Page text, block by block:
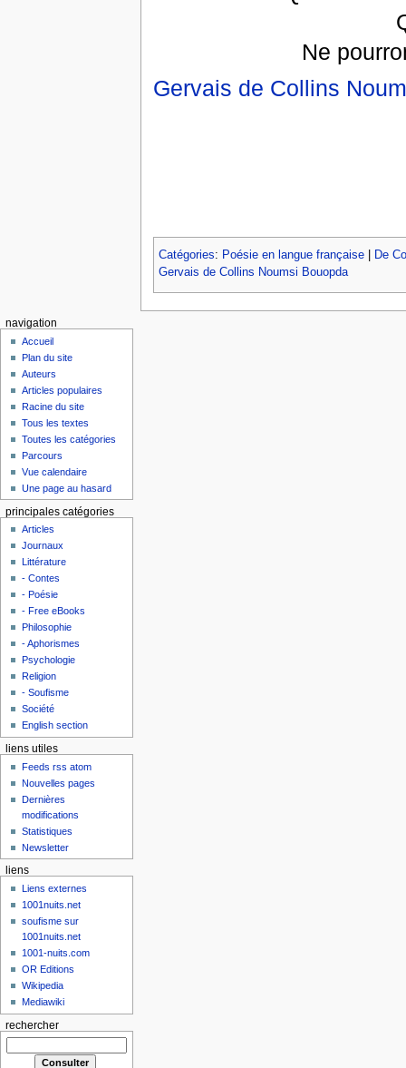
Ne
Gervais de Collins
Catégories: Poésie en langue française|
De
Gervais de Collins Noumsi Bouopda
navigation
Accueil
Plan du site
Auteurs
Articles populaires
Racine du site
Tous les textes
Toutes les catégories
Parcours
Vue calendaire
Une page au hasard
principales catégories
Articles
Journaux
Littérature
- Contes
- Poésie
- Free eBooks
Philosophie
- Aphorismes
Psychologie
Religion
- Soufisme
Société
English section
liens utiles
Feeds rss atom
Nouvelles pages
Dernières
modifications
Statistiques
Newsletter
liens
Liens externes
1001nuits.net
soufisme sur
1001nuits.net
1001-nuits.com
OR Editions
Wikipedia
Mediawiki
rechercher